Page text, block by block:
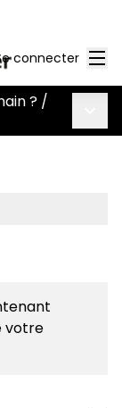
Se connecter
? /
votre